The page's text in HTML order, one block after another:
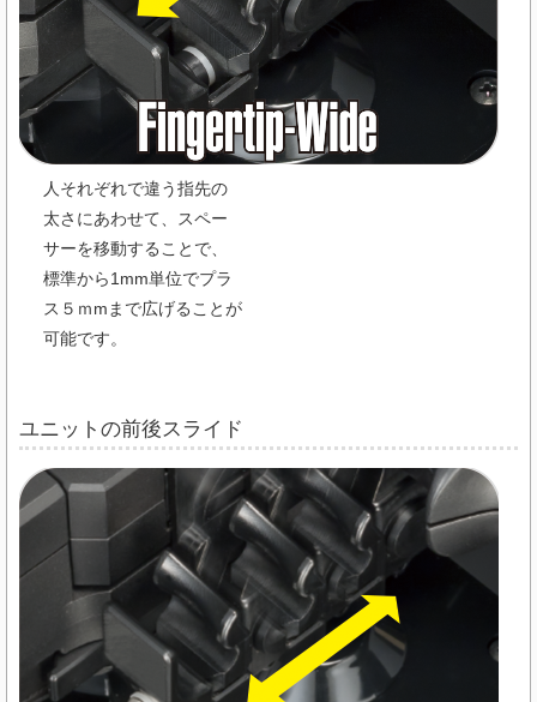
人それぞれで違う指先の
太さにあわせて、スペー
サーを移動することで、
標準から1mm単位でプラ
ス５ｍmまで広げることが
可能です。
ユニットの前後スライド